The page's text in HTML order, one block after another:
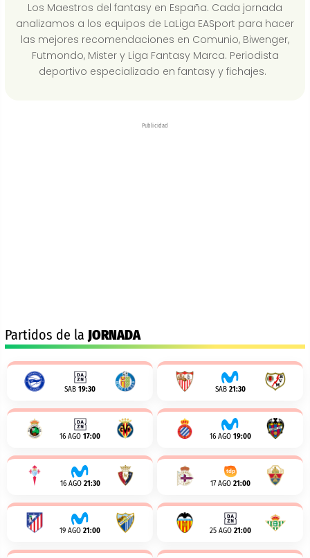
Los Maestros del fantasy en España. Cada jornada
analizamos a los equipos de LaLiga EASport para hacer
las mejores recomendaciones en Comunio, Biwenger,
Futmondo, Mister y Liga Fantasy Marca. Periodista
deportivo especializado en fantasy y fichajes.
Publicidad
Partidos de la JORNADA
SAB 19:30 SAB 21:30
16 AGO 17:00 16 AGO 19:00
16 AGO 21:30 17 AGO 21:00
19 AGO 21:00 25 AGO 21:00